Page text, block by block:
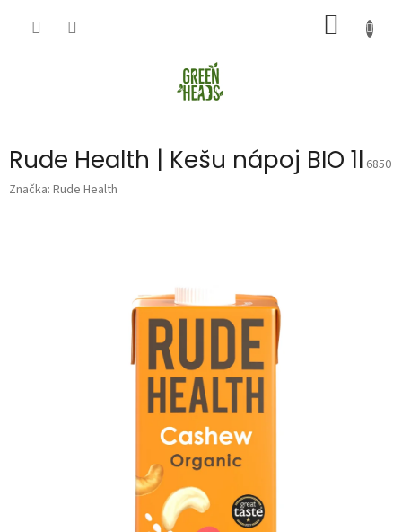
KOŠÍK
Rude Health | Kešu nápoj BIO 1l 6850
Značka: Rude Health